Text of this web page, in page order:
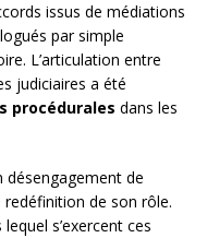
issus de médiations
par simple
L’articulation entre
judiciaires a été
procédurales dans les
désengagement de
de son rôle.
s’exercent ces